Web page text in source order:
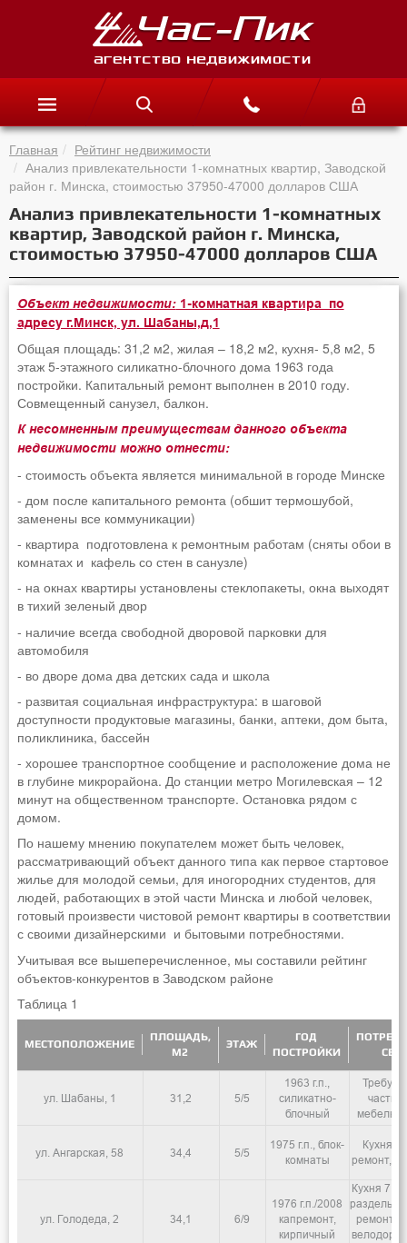
Главная
Рейтинг недвижимости
Анализ привлекательности 1-комнатных квартир, Заводской
район г. Минска, стоимостью 37950-47000 долларов США
Анализ привлекательности 1-комнатных
квартир, Заводской район г. Минска,
стоимостью 37950-47000 долларов США
Объект недвижимости:1-комнатная квартира по
адресу г.Минск, ул. Шабаны,д,1
Общая площадь: 31,2 м2, жилая – 18,2 м2, кухня- 5,8 м2, 5
этаж 5-этажного силикатно-блочного дома 1963 года
постройки. Капитальный ремонт выполнен в 2010 году.
Совмещенный санузел, балкон.
К несомненным преимуществам данного объекта
недвижимости можно отнести:
- стоимость объекта является минимальной в городе Минске
- дом после капитального ремонта (обшит термошубой,
заменены все коммуникации)
- квартира подготовлена к ремонтным работам (сняты обои в
комнатах и кафель со стен в санузле)
- на окнах квартиры установлены стеклопакеты, окна выходят
в тихий зеленый двор
- наличие всегда свободной дворовой парковки для
автомобиля
- во дворе дома два детских сада и школа
- развитая социальная инфраструктура: в шаговой
доступности продуктовые магазины, банки, аптеки, дом быта,
поликлиника, бассейн
- хорошее транспортное сообщение и расположение дома не
в глубине микрорайона. До станции метро Могилевская – 12
минут на общественном транспорте. Остановка рядом с
домом.
По нашему мнению покупателем может быть человек,
рассматривающий объект данного типа как первое стартовое
жилье для молодой семьи, для иногородних студентов, для
людей, работающих в этой части Минска и любой человек,
готовый произвести чистовой ремонт квартиры в соответствии
с своими дизайнерскими и бытовыми потребностями.
Учитывая все вышеперечисленное, мы составили рейтинг
объектов-конкурентов в Заводском районе
Таблица 1
МЕСТОПОЛОЖЕНИЕ
ПЛОЩАДЬ,
М2
ЭТАЖ
ГОД
ПОСТРОЙКИ
ул. Шабаны, 1 31,2 5/5
1963 г.п.,
силикатно-
блочный
мебель.
ул. Ангарская, 58 34,4 5/5
1975 г.п., блок-
комнаты
Кухня
ремонт,
ул. Голодеда, 2 34,1 6/9
1976 г.п./2008
капремонт,
кирпичный
Кухня 7,1
ремонт,